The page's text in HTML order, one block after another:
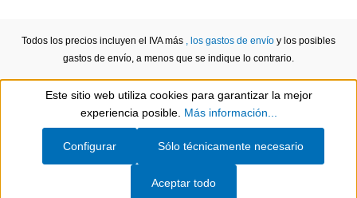
Todos los precios incluyen el IVA más , los gastos de envío y los posibles
gastos de envío, a menos que se indique lo contrario.
Show toolbar
Este sitio web utiliza cookies para garantizar la mejor
experiencia posible. Más información...
Sólo técnicamente necesario
Configurar
Aceptar todo